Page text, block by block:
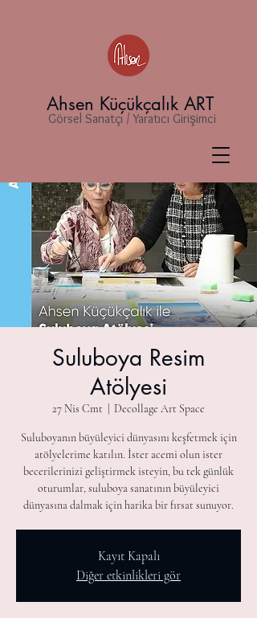
Ahsen Küçükçalık ART
Görsel Sanatçı / Yaratıcı Girişimci
Suluboya Resim
Atölyesi
27 Nis Cmt Decollage Art Space
Suluboyanın büyüleyici dünyasını keşfetmek için
atölyelerime katılın. İster acemi olun ister
becerilerinizi geliştirmek isteyin, bu tek günlük
oturumlar, suluboya sanatının büyüleyici
dünyasına dalmak için harika bir fırsat sunuyor.
Kayıt Kapalı
Diğer etkinlikleri gör